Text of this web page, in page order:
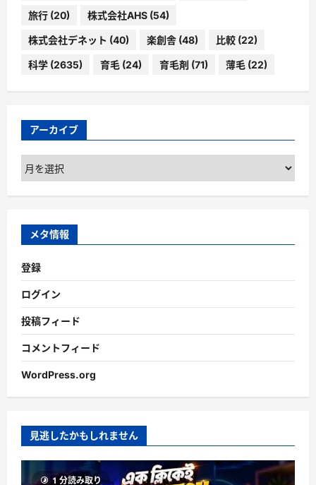
旅行 (20) 株式会社AHS (54)
株式会社デネット (40) 楽創舎 (48) 比較 (22)
科学 (2635) 育毛 (24) 育毛剤 (71) 薄毛 (22)
アーカイブ
ア
ー
カ
ブ
メタ情報
登録
ログイン
投稿フィード
コメントフィード
WordPress.org
見逃したかもしれません
1 分読み取り